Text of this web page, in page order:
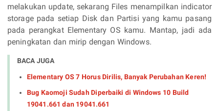
melakukan update, sekarang Files menampilkan indicator
storage pada setiap Disk dan Partisi yang kamu pasang
pada perangkat Elementary OS kamu. Mantap, jadi ada
peningkatan dan mirip dengan Windows.
BACA JUGA
Elementary OS 7 Horus Dirilis, Banyak Perubahan Keren!
Bug Kaomoji Sudah Diperbaiki di Windows 10 Build
19041.661 dan 19041.661